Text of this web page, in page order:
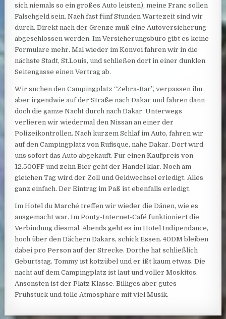
sich niemals so ein großes Auto leisten), meine Franc sollen
Falschgeld sein. Nach fast fünf Stunden Wartezeit sind wir
durch. Direkt nach der Grenze muß eine Autoversicherung
abgeschlossen werden. Im Versicherungsbüro gibt es keine
Formulare mehr. Mal wieder im Konvoi fahren wir in die
nächste Stadt, St.Louis, und schließen dort in einer dunklen
Seitengasse einen Vertrag ab.
Wir suchen den Campingplatz “Zebra-Bar”, verpassen ihn
aber irgendwie auf der Straße nach Dakar und fahren dann
doch die ganze Nacht durch nach Dakar. Unterwegs
verlieren wir wiedermal den Nissan an einer der
Polizeikontrollen. Nach kurzem Schlaf im Auto, fahren wir
auf den Campingplatz von Rufisque, nahe Dakar. Dort wird
uns sofort das Auto abgekauft. Für einen Kaufpreis von
12.500FF und zehn Bier geht der Handel klar. Noch am
gleichen Tag wird der Zoll und Geldwechsel erledigt. Alles
ganz einfach. Der Eintrag im Paß ist ebenfalls erledigt.
Im Hotel du Marché treffen wir wieder die Dänen, wie es
ausgemacht war. Im Ponty-Internet-Café funktioniert die
Verbindung diesmal. Abends geht es im Hotel Indipendance,
hoch über den Dächern Dakars, schick Essen. 40DM bleiben
dabei pro Person auf der Strecke. Dorthe hat schließlich
Geburtstag. Tommy ist kotzübel und er ißt kaum etwas. Die
nacht auf dem Campingplatz ist laut und voller Moskitos.
Ansonsten ist der Platz Klasse. Billiges aber gutes
Frühstück und tolle Atmosphäre mit viel Musik.